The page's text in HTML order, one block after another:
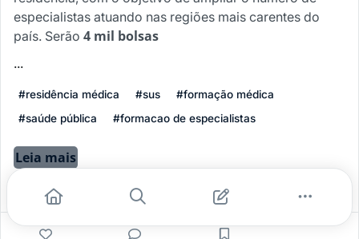
especialistas atuando nas regiões mais carentes do
país. Serão 4 mil bolsas
...
#residência médica #sus
#formação médica
#saúde pública
#formacao de especialistas
Leia mais